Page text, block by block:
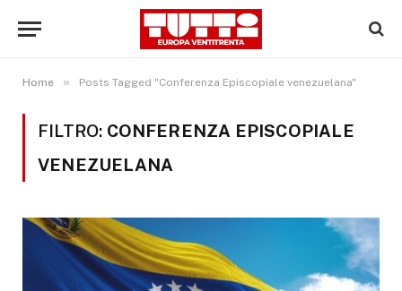
Home » Posts Tagged "Conferenza Episcopiale venezuelana"
FILTRO: CONFERENZA EPISCOPIALE
VENEZUELANA